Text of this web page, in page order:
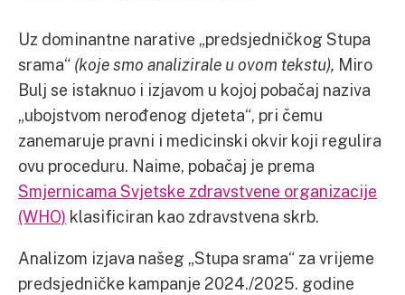
Uz dominantne narative „predsjedničkog Stupa
srama“ (koje smo analizirale u ovom tekstu), Miro
Bulj se istaknuo i izjavom u kojoj pobačaj naziva
„ubojstvom nerođenog djeteta“, pri čemu
zanemaruje pravni i medicinski okvir koji regulira
ovu proceduru. Naime, pobačaj je prema
Smjernicama Svjetske zdravstvene organizacije
(WHO) klasificiran kao zdravstvena skrb.
Analizom izjava našeg „Stupa srama“ za vrijeme
predsjedničke kampanje 2024./2025. godine